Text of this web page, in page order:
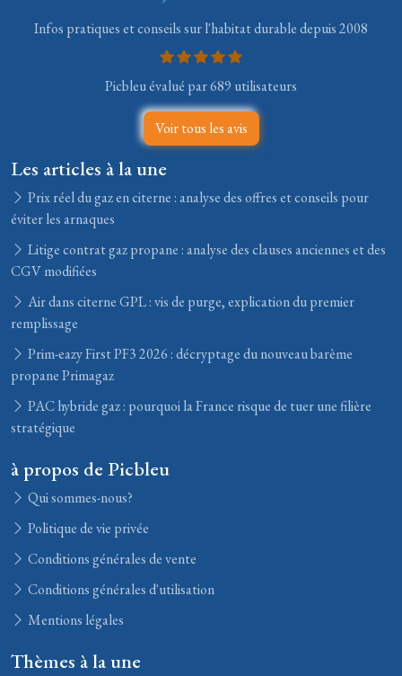
Infos pratiques et conseils sur l'habitat durable depuis 2008
Picbleu évalué par 689 utilisateurs
Voir tous les avis
Les articles à la une
Prix réel du gaz en citerne : analyse des offres et conseils pour
éviter les arnaques
Litige contrat gaz propane : analyse des clauses anciennes et des
CGV modifiées
Air dans citerne GPL : vis de purge, explication du premier
remplissage
Prim-eazy First PF3 2026 : décryptage du nouveau barème
propane Primagaz
PAC hybride gaz : pourquoi la France risque de tuer une filière
stratégique
à propos de Picbleu
Qui sommes-nous?
Politique de vie privée
Conditions générales de vente
Conditions générales d'utilisation
Mentions légales
Thèmes à la une